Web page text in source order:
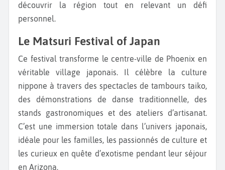
découvrir la région tout en relevant un défi
personnel.
Le Matsuri Festival of Japan
Ce festival transforme le centre-ville de Phoenix en
véritable village japonais. Il célèbre la culture
nippone à travers des spectacles de tambours taiko,
des démonstrations de danse traditionnelle, des
stands gastronomiques et des ateliers d’artisanat.
C’est une immersion totale dans l’univers japonais,
idéale pour les familles, les passionnés de culture et
les curieux en quête d’exotisme pendant leur séjour
en Arizona.